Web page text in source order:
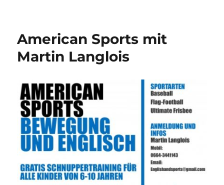
mit
Martin
Langlois
American Sports mit
Martin Langlois